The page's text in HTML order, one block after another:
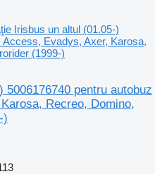
Irisbus un altul (01.05-)
Evadys, Axer, Karosa,
(1999-)
pentru autobuz
Recreo, Domino,
)